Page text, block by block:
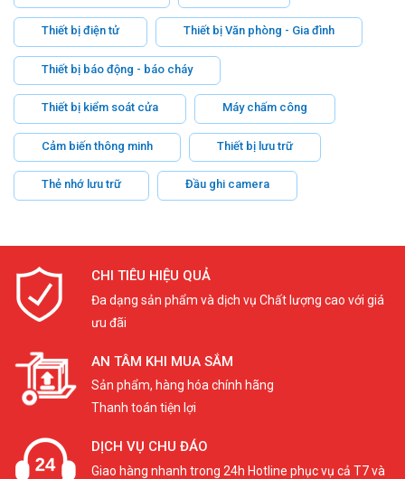
Thiết bị điện tử Thiết bị Văn phòng - Gia đình
Thiết bị báo động - báo cháy
Thiết bị kiểm soát cửa Máy chấm công
Cảm biến thông minh Thiết bị lưu trữ
Thẻ nhớ lưu trữ Đầu ghi camera
CHI TIÊU HIỆU QUẢ
Đa dạng sản phẩm và dịch vụ Chất lượng cao với giá
ưu đãi
AN TÂM KHI MUA SẮM
Sản phẩm, hàng hóa chính hãng
Thanh toán tiện lợi
DỊCH VỤ CHU ĐÁO
Giao hàng nhanh trong 24h Hotline phục vụ cả T7 và